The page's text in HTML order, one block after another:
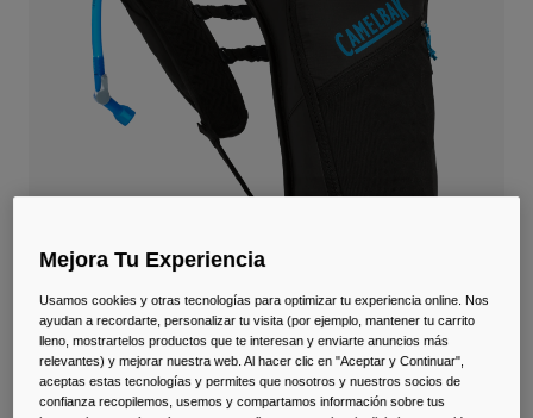
Tazas y Vasos
Riñoneras
Accessorios
Ver todo
Chaleco Dart™ Run con depósito Crux®
1,5 L
Mejora Tu Experiencia
Usamos cookies y otras tecnologías para optimizar tu experiencia online. Nos
ayudan a recordarte, personalizar tu visita (por ejemplo, mantener tu carrito
lleno, mostrartelos productos que te interesan y enviarte anuncios más
relevantes) y mejorar nuestra web. Al hacer clic en "Aceptar y Continuar",
aceptas estas tecnologías y permites que nosotros y nuestros socios de
confianza recopilemos, usemos y compartamos información sobre tus